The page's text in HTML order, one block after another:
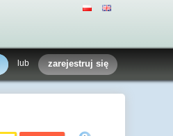
lub zarejestruj się